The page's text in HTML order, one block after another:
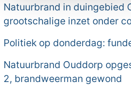
Natuurbrand in duingebied
grootschalige inzet onder
Politiek op donderdag:
Natuurbrand Ouddorp
2, brandweerman gewond